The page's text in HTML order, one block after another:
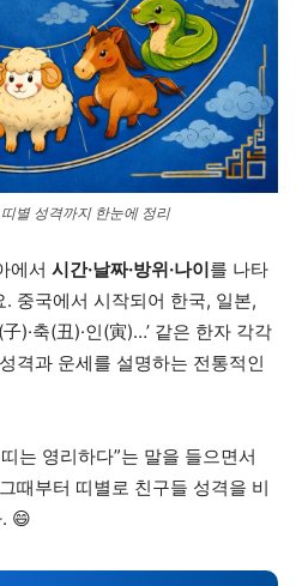
별 성격까지 한눈에 정리
에서 시간·날짜·방위·나이를 나타
중국에서 시작되어 한국, 일본,
)·축(丑)·인(寅)…’ 같은 한자 각각
격과 운세를 설명하는 전통적인
는 영리하다”는 말을 들으면서
때부터 띠별로 친구들 성격을 비
😄